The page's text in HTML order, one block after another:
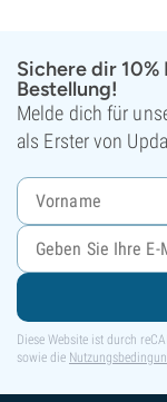
Sichere dir
Bestellung!
Melde dich für
als Erster von
Diese Website ist durch
sowie die